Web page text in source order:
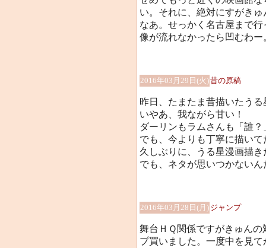
い。それに、絶対にすがき
なあ。せっかく名古屋まで
像が流れなかったら凹むわー
2016年03月29日(火)昔の原稿
昨日、たまたま昔描いたう
いやあ、我ながら甘い！
ダーリンもラムさんも「誰
でも、今よりも丁寧に描い
久しぶりに、うる星漫画描き
でも、ネタが思いつかないん
2016年03月28日(月) ジャンプ
舞台ＨＱ関係ですがきゅん
プ買いました。一度中を見